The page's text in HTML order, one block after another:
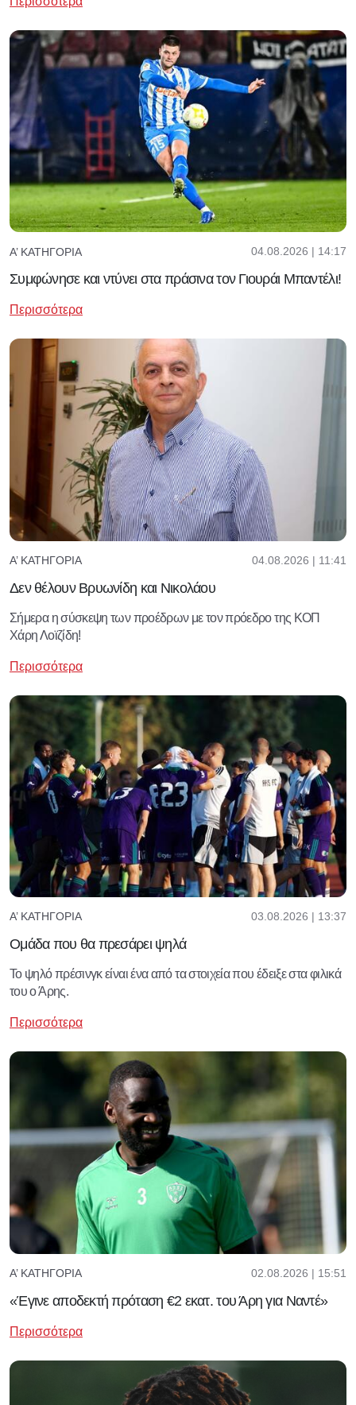
Α’ ΚΑΤΗΓΟΡΊΑ 04.08.2026 | 14:17
Συμφώνησε και ντύνει στα πράσινα τον Γιουράι Μπαντέλι!
Περισσότερα
Α’ ΚΑΤΗΓΟΡΊΑ 04.08.2026 | 11:41
Δεν θέλουν Βρυωνίδη και Νικολάου
Σήμερα η σύσκεψη των προέδρων με τον πρόεδρο της ΚΟΠ
Χάρη Λοϊζίδη!
Περισσότερα
Α’ ΚΑΤΗΓΟΡΊΑ 03.08.2026 | 13:37
Ομάδα που θα πρεσάρει ψηλά
Το ψηλό πρέσινγκ είναι ένα από τα στοιχεία που έδειξε στα φιλικά
του ο Άρης.
Περισσότερα
Α’ ΚΑΤΗΓΟΡΊΑ 02.08.2026 | 15:51
«Έγινε αποδεκτή πρόταση €2 εκατ. του Άρη για Ναντέ»
Περισσότερα